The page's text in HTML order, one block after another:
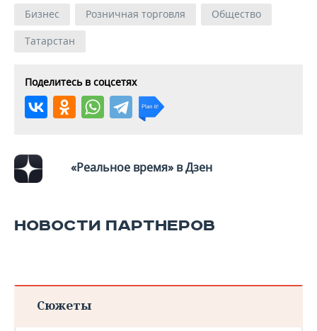
Бизнес Розничная торговля
Общество
Татарстан
Поделитесь в соцсетях
«Реальное время» в Дзен
НОВОСТИ ПАРТНЕРОВ
Сюжеты